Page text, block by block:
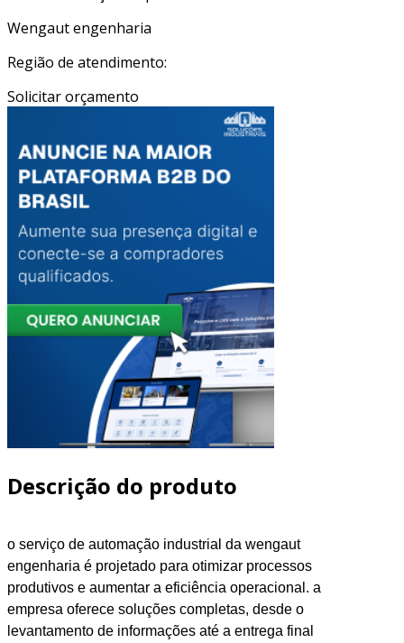
Wengaut engenharia
Região de atendimento:
Solicitar orçamento
Descrição do produto
o serviço de automação industrial da wengaut
engenharia é projetado para otimizar processos
produtivos e aumentar a eficiência operacional. a
empresa oferece soluções completas, desde o
levantamento de informações até a entrega final